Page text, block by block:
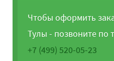
Чтобы оформить
Тулы - позвоните по
+7 (499) 520-05-23